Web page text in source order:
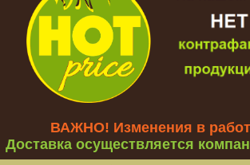
ВАЖНО! Изменения в
Доставка осуществляется